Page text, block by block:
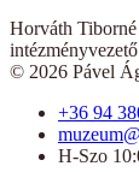
Horváth Tiborné
intézményvezető
© 2026 Pável
+36 94
H-Szo